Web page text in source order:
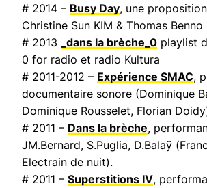
# 2014 – Busy Day, une
Christine Sun KIM & Thomas Benno
# 2013
_dans la brèche_0 playlist
0 for radio et radio Kultura
# 2011-2012 – Expérience SMAC,
documentaire sonore (Dominique
Dominique Rousselet, Florian
# 2011 – Dans la brèche,
JM.Bernard, S.Puglia, D.Balaÿ (
Electrain de nuit).
# 2011 – Superstitions IV,